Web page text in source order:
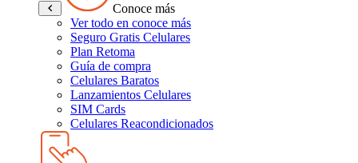
Conoce más
Ver todo en conoce más
Seguro Gratis Celulares
Plan Retoma
Guía de compra
Celulares Baratos
Lanzamientos Celulares
SIM Cards
Celulares Reacondicionados